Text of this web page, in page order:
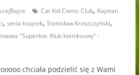
Cat Kid Comic Club, Kapitan
, seria książek, Stanisław Kroszczyński,
"Superkot. Klub komiksowy" -
chciała podzielić się z Wami